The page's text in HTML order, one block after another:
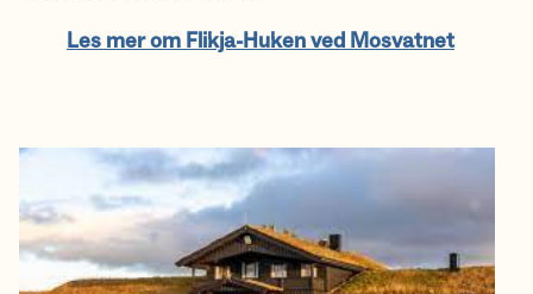
Les mer om Flikja-Huken ved Mosvatnet